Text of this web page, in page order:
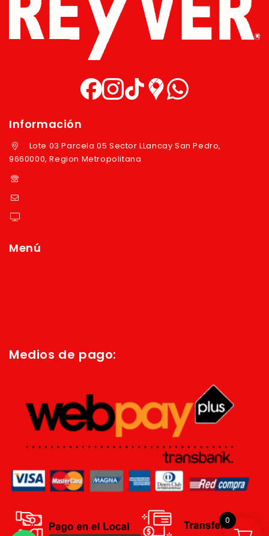
Información
Lote 03 Parcela 05 Sector LLancay San Pedro,
9660000, Region Metropolitana
Menú
Medios de pago:
0